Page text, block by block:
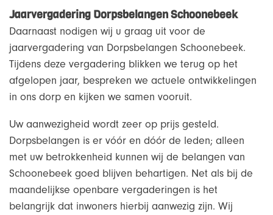
Jaarvergadering Dorpsbelangen Schoonebeek
Daarnaast nodigen wij u graag uit voor de
jaarvergadering van Dorpsbelangen Schoonebeek.
Tijdens deze vergadering blikken we terug op het
afgelopen jaar, bespreken we actuele ontwikkelingen
in ons dorp en kijken we samen vooruit.
Uw aanwezigheid wordt zeer op prijs gesteld.
Dorpsbelangen is er vóór en dóór de leden; alleen
met uw betrokkenheid kunnen wij de belangen van
Schoonebeek goed blijven behartigen. Net als bij de
maandelijkse openbare vergaderingen is het
belangrijk dat inwoners hierbij aanwezig zijn. Wij